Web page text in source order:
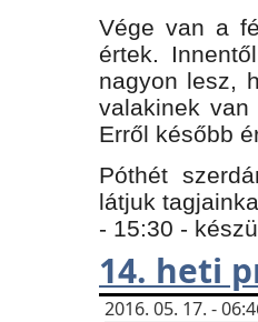
Vége van a
értek.
nagyon lesz,
valakinek
Erről később
Póthét
látjuk
- 15:30 -
14. heti
2016. 05. 17. -